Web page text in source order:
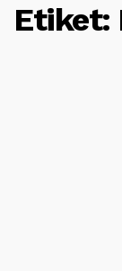
Etiket: